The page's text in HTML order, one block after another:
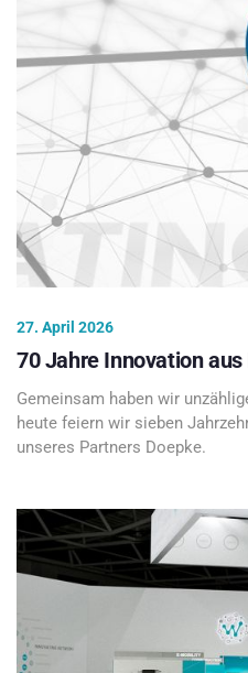
27. April 2026
70 Jahre Innovation
Gemeinsam haben wir
heute feiern wir sieben
unseres Partners Doepke.